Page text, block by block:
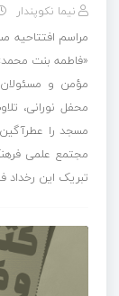
نیما نکوپندار
مراسم افتتاحیه
مؤمن و
محفل نورانی،
مسجد را
مجتمع علمی
تبریک این رخداد